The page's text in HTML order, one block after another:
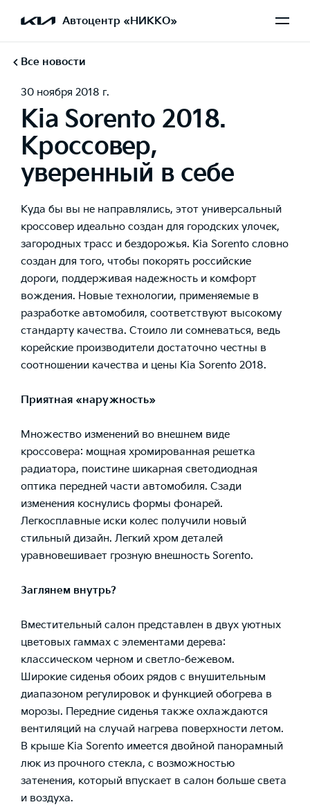
Автоцентр «НИККО»
Все новости
30 ноября 2018 г.
Kia Sorento 2018.
Кроссовер,
уверенный в себе
Куда бы вы не направлялись, этот универсальный
кроссовер идеально создан для городских улочек,
загородных трасс и бездорожья. Kia Sorento словно
создан для того, чтобы покорять российские
дороги, поддерживая надежность и комфорт
вождения. Новые технологии, применяемые в
разработке автомобиля, соответствуют высокому
стандарту качества. Стоило ли сомневаться, ведь
корейские производители достаточно честны в
соотношении качества и цены Kia Sorento 2018.
Приятная «наружность»
Множество изменений во внешнем виде
кроссовера: мощная хромированная решетка
радиатора, поистине шикарная светодиодная
оптика передней части автомобиля. Сзади
изменения коснулись формы фонарей.
Легкосплавные иски колес получили новый
стильный дизайн. Легкий хром деталей
уравновешивает грозную внешность Sorento.
Заглянем внутрь?
Вместительный салон представлен в двух уютных
цветовых гаммах с элементами дерева:
классическом черном и светло-бежевом.
Широкие сиденья обоих рядов с внушительным
диапазоном регулировок и функцией обогрева в
морозы. Передние сиденья также охлаждаются
вентиляций на случай нагрева поверхности летом.
В крыше Kia Sorento имеется двойной панорамный
люк из прочного стекла, с возможностью
затенения, который впускает в салон больше света
и воздуха.